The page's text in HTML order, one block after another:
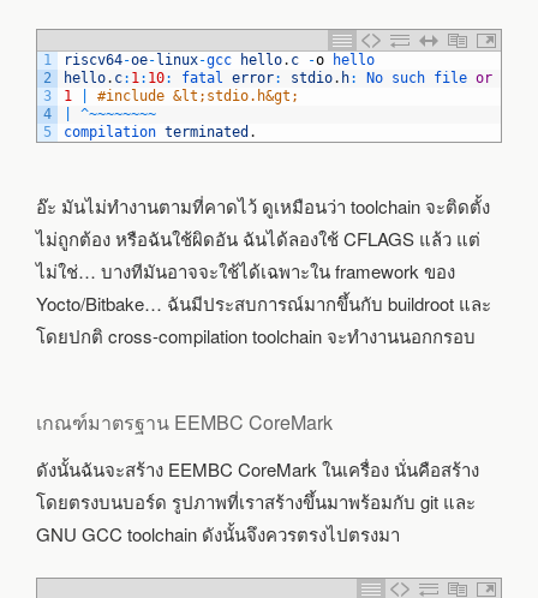
1
2
3
4
5
riscv64-oe-linux-gcc hello. c -o
hello
hello. c: 1 : 10: fatal error: stdio. h: No such file or
1
#include &lt;stdio.h&gt;
^~~~~~~~~
compilation terminated .
อ๊ะ มันไม่ทำงานตามที่คาดไว้ ดูเหมือนว่า toolchain จะติดตั้ง
ไม่ถูกต้อง หรือฉันใช้ผิดอัน ฉันได้ลองใช้ CFLAGS แล้ว แต่
ไม่ใช่… บางทีมันอาจจะใช้ได้เฉพาะใน framework ของ
Yocto/Bitbake… ฉันมีประสบการณ์มากขึ้นกับ buildroot และ
โดยปกติ cross-compilation toolchain จะทำงานนอกกรอบ
เกณฑ์มาตรฐาน EEMBC CoreMark
ดังนั้นฉันจะสร้าง EEMBC CoreMark ในเครื่อง นั่นคือสร้าง
โดยตรงบนบอร์ด รูปภาพที่เราสร้างขึ้นมาพร้อมกับ git และ
GNU GCC toolchain ดังนั้นจึงควรตรงไปตรงมา